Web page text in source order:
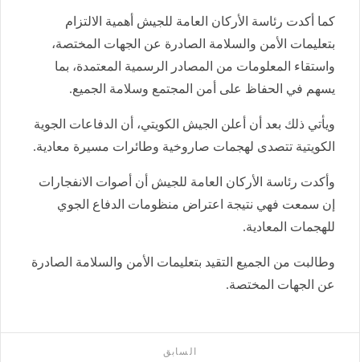
كما أكدت رئاسة الأركان العامة للجيش أهمية الالتزام
بتعليمات الأمن والسلامة الصادرة عن الجهات المختصة،
واستقاء المعلومات من المصادر الرسمية المعتمدة، بما
يسهم في الحفاظ على أمن المجتمع وسلامة الجميع.
ويأتي ذلك بعد أن أعلن الجيش الكويتي، أن الدفاعات الجوية
الكويتية تتصدى لهجمات صاروخية وطائرات مسيرة معادية.
وأكدت رئاسة الأركان العامة للجيش أن أصوات الانفجارات
إن سمعت فهي نتيجة اعتراض منظومات الدفاع الجوي
للهجمات المعادية.
وطالبت من الجميع التقيد بتعليمات الأمن والسلامة الصادرة
عن الجهات المختصة.
السابق